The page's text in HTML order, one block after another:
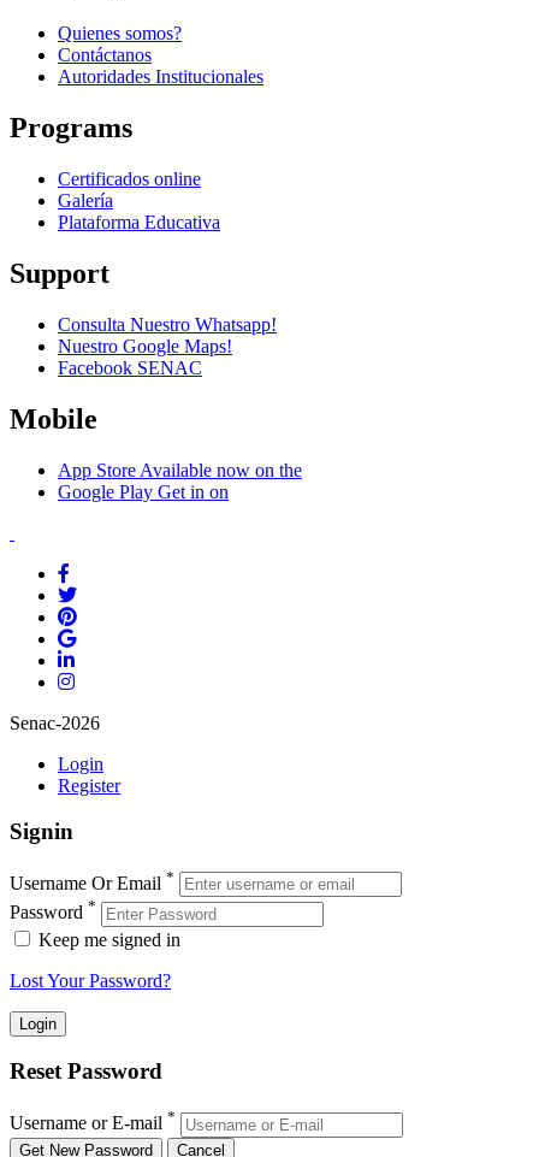
Quienes somos?
Contáctanos
Autoridades Institucionales
Programs
Certificados online
Galería
Plataforma Educativa
Support
Consulta Nuestro Whatsapp!
Nuestro Google Maps!
Facebook SENAC
Mobile
App Store Available now on the
Google Play Get in on
Senac-2026
Login
Register
Signin
Username Or Email *
Password *
Keep me signed in
Lost Your Password?
Reset Password
Username or E-mail *